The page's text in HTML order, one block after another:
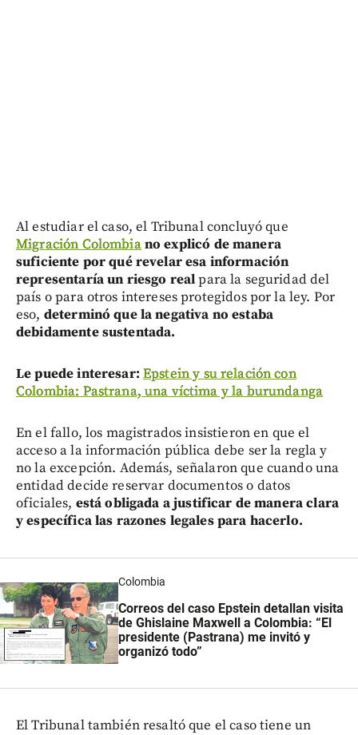
Al estudiar el caso, el Tribunal concluyó que
Migración Colombiano explicó de manera
suficiente por qué revelar esa información
representaría un riesgo realpara la seguridad del
país o para otros intereses protegidos por la ley. Por
eso, determinó que la negativa no estaba
debidamente sustentada.
Le puede interesar: Epstein y su relación con
Colombia: Pastrana, una víctima y la burundanga
En el fallo, los magistrados insistieron en que el
acceso a la información pública debe ser la regla y
no la excepción. Además, señalaron que cuando una
entidad decide reservar documentos o datos
oficiales, está obligada a justificar de manera clara
y específica las razones legales para hacerlo.
Colombia
Correos del caso Epstein detallan visita
de Ghislaine Maxwell a Colombia: “El
presidente (Pastrana) me invitó y
organizó todo”
El Tribunal también resaltó que el caso tiene un